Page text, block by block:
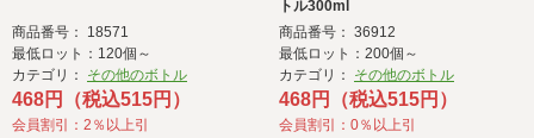
商品番号： 18571
最低ロット：120個～
カテゴリ： その他のボトル
468円（税込515円）
会員割引：2％以上引
トル300ml
商品番号： 36912
最低ロット：200個～
カテゴリ： その他のボトル
468円（税込515円）
会員割引：0％以上引